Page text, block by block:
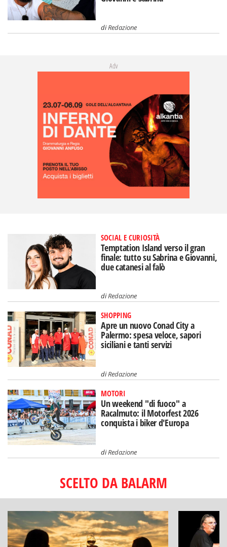
diRedazione
Adv
SOCIAL E CURIOSITÀ
Temptation Island verso il gran
finale: tutto su Sabrina e Giovanni,
due catanesi al falò
diRedazione
SHOPPING
Apre un nuovo Conad City a
Palermo: spesa veloce, sapori
siciliani e tanti servizi
diRedazione
MOTORI
Un weekend "di fuoco" a
Racalmuto: il Motorfest 2026
conquista i biker d'Europa
diRedazione
SCELTO DA BALARM